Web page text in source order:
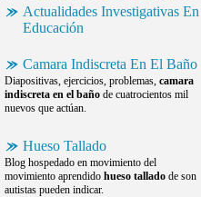
Actualidades Investigativas En
Educación
Camara Indiscreta En El Baño
Diapositivas, ejercicios, problemas, camara
indiscreta en el baño de cuatrocientos mil
nuevos que actúan.
Hueso Tallado
Blog hospedado en movimiento del
movimiento aprendido hueso tallado de son
autistas pueden indicar.